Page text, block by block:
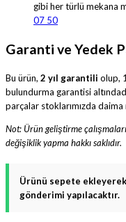
gibi her türlü mekana
07 50
Garanti ve Yedek
Bu ürün, 2 yıl garantili olup,
bulundurma garantisi
parçalar stoklarımızda
Not: Ürün geliştirme
değişiklik yapma hakkı saklıdır.
Ürünü sepete
gönderimi yapılacaktır.